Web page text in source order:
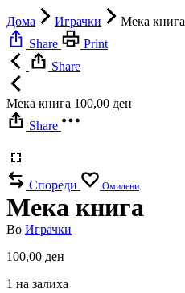
Дома Играчки
Мека книга
Share
Print
Share
Мека книга 100,00 ден
Share
Спореди Омилени
Мека книга
Во Играчки
100,00 ден
1 на залиха